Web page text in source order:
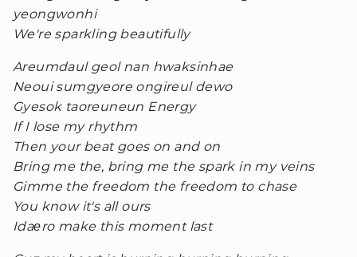
yeongwonhi
We're sparkling beautifully
Areumdaul geol nan hwaksinhae
Neoui sumgyeore ongireul dewo
Gyesok taoreuneun Energy
If I lose my rhythm
Then your beat goes on and on
Bring me the, bring me the spark in my veins
Gimme the freedom the freedom to chase
You know it's all ours
Idaеro make this moment last